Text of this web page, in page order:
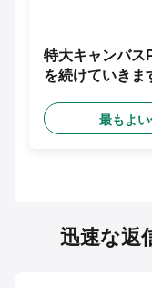
特大キャンバ
を続けていきま
最もよ
迅速な返